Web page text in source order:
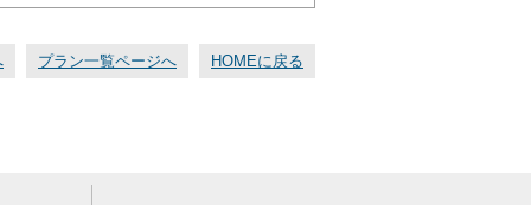
プラン一覧ページへ HOMEに戻る